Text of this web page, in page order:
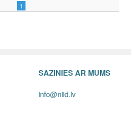
1
SAZINIES AR MUMS
info@niid.lv